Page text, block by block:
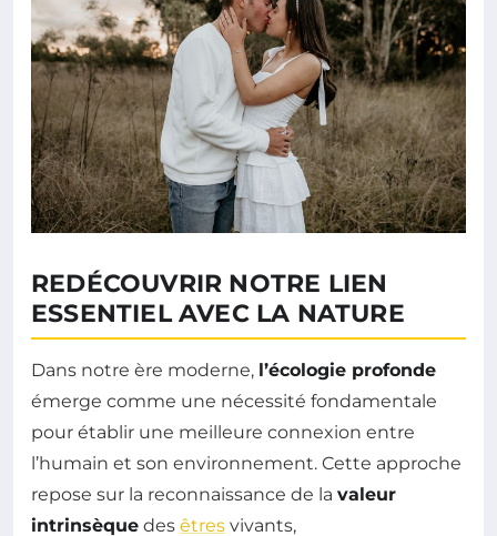
REDÉCOUVRIR NOTRE LIEN
ESSENTIEL AVEC LA NATURE
Dans notre ère moderne, l’écologie profonde
émerge comme une nécessité fondamentale
pour établir une meilleure connexion entre
l’humain et son environnement. Cette approche
repose sur la reconnaissance de la valeur
intrinsèque des êtres vivants,